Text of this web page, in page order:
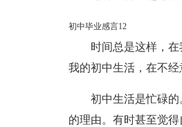
初中毕业感言12
时间总是这样，
我的初中生活，在不经
初中生活是忙碌
的理由。有时甚至觉